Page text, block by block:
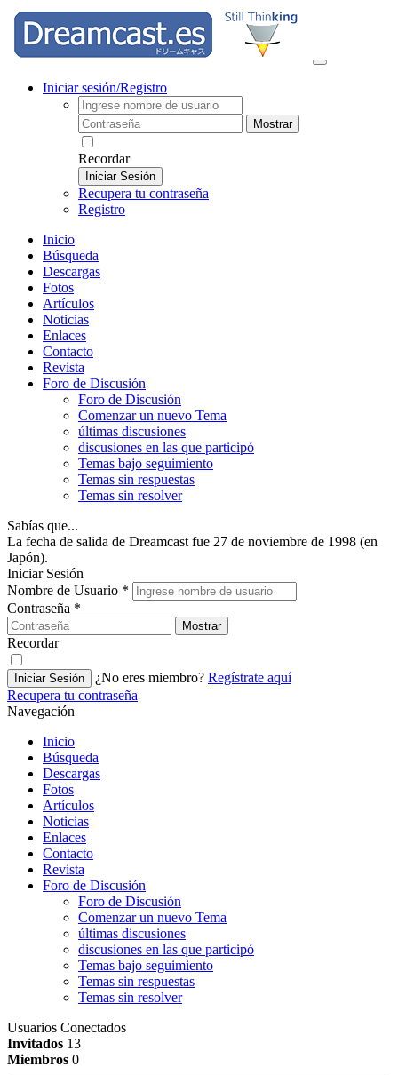
Iniciar sesión/Registro
Mostrar
Recordar
Iniciar Sesión
Recupera tu contraseña
Registro
Inicio
Búsqueda
Descargas
Fotos
Artículos
Noticias
Enlaces
Contacto
Revista
Foro de Discusión
Foro de Discusión
Comenzar un nuevo Tema
últimas discusiones
discusiones en las que participó
Temas bajo seguimiento
Temas sin respuestas
Temas sin resolver
Sabías que...
La fecha de salida de Dreamcast fue 27 de noviembre de 1998 (en
Japón).
Iniciar Sesión
Nombre de Usuario *
Contraseña *
Mostrar
Recordar
Iniciar Sesión ¿No eres miembro? Regístrate aquí
Recupera tu contraseña
Navegación
Inicio
Búsqueda
Descargas
Fotos
Artículos
Noticias
Enlaces
Contacto
Revista
Foro de Discusión
Foro de Discusión
Comenzar un nuevo Tema
últimas discusiones
discusiones en las que participó
Temas bajo seguimiento
Temas sin respuestas
Temas sin resolver
Usuarios Conectados
Invitados 13
Miembros 0